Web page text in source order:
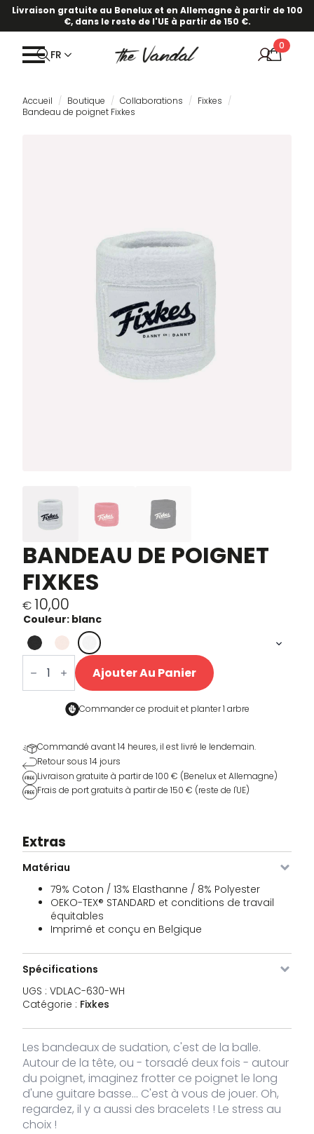
Livraison gratuite au Benelux et en Allemagne à partir de 100
€, dans le reste de l'UE à partir de 150 €.
FR
0
Accueil Boutique Collaborations
Fixkes
Bandeau de poignet Fixkes
BANDEAU DE POIGNET
FIXKES
€10,00
Couleur: blanc
quantité
de
Fixkes
Pols
Zweetband
Ajouter Au Panier
Commander ce produit et planter 1 arbre
Commandé avant 14 heures, il est livré le lendemain.
Retour sous 14 jours
Livraison gratuite à partir de 100 € (Benelux et Allemagne)
Frais de port gratuits à partir de 150 € (reste de l'UE)
Extras
Matériau
79% Coton / 13% Elasthanne / 8% Polyester
OEKO-TEX® STANDARD et conditions de travail
équitables
Imprimé et conçu en Belgique
Spécifications
UGS : VDLAC-630-WH
Catégorie : Fixkes
Les bandeaux de sudation, c'est de la balle.
Autour de la tête, ou - torsadé deux fois - autour
du poignet, imaginez frotter ce poignet le long
d'une guitare basse... C'est à vous de jouer. Oh,
regardez, il y a aussi des bracelets ! Le stress au
choix !
Image
VDLAC-
Rose
VDLAC-
630-BL
Noir En stock € 10,00